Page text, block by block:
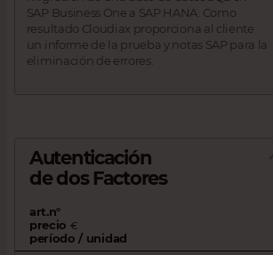
SAP Business One a SAP HANA. Como
resultado Cloudiax proporciona al cliente
un informe de la prueba y notas SAP para la
eliminación de errores.
Autenticación
de dos Factores
art.n°
precio €
período / unidad